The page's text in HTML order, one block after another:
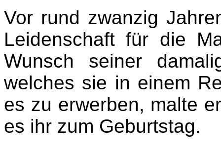
Vor rund zwanzig
Leidenschaft für die
Wunsch seiner
welches sie in einem
es zu erwerben, malte
es ihr zum Geburtstag.